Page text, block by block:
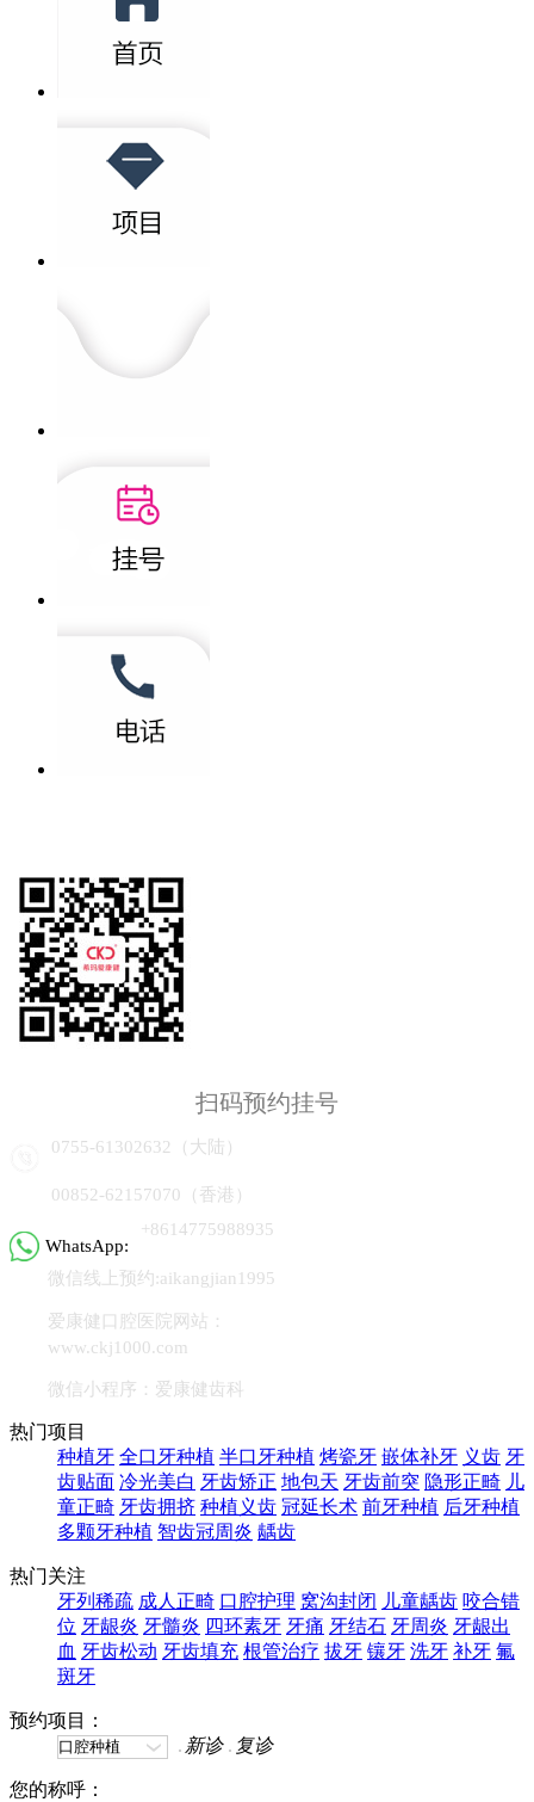
扫码预约挂号
0755-61302632（大陆）
00852-62157070（香港）
WhatsApp:
+8614775988935
微信线上预约:aikangjian1995
爱康健口腔医院网站：
www.ckj1000.com
微信小程序：爱康健齿科
热门项目
种植牙 全口牙种植 半口牙种植 烤瓷牙 嵌体补牙 义齿 牙
齿贴面 冷光美白 牙齿矫正 地包天 牙齿前突 隐形正畸 儿
童正畸 牙齿拥挤 种植义齿 冠延长术 前牙种植 后牙种植
多颗牙种植 智齿冠周炎 龋齿
热门关注
牙列稀疏 成人正畸 口腔护理 窝沟封闭 儿童龋齿 咬合错
位 牙龈炎 牙髓炎 四环素牙 牙痛 牙结石 牙周炎 牙龈出
血 牙齿松动 牙齿填充 根管治疗 拔牙 镶牙 洗牙 补牙 氟
斑牙
预约项目：
新诊
复诊
您的称呼：